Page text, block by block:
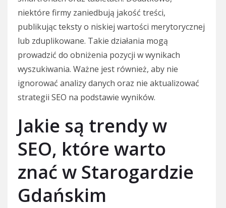
niektóre firmy zaniedbują jakość treści,
publikując teksty o niskiej wartości merytorycznej
lub zduplikowane. Takie działania mogą
prowadzić do obniżenia pozycji w wynikach
wyszukiwania. Ważne jest również, aby nie
ignorować analizy danych oraz nie aktualizować
strategii SEO na podstawie wyników.
Jakie są trendy w
SEO, które warto
znać w Starogardzie
Gdańskim